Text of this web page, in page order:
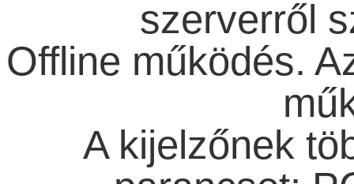
szerverről
Offline működés.
A kijelzőnek